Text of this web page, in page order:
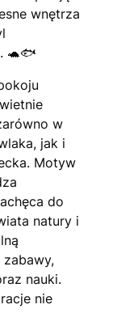
wnętrza
🐢🐟
w
jak i
Motyw
do
natury i
nauki.
nie